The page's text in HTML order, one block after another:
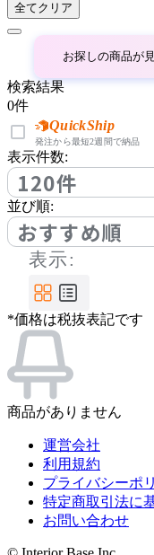
Andreu World
アンドリュ
ANONIMA
アノニマカス
Another
アナザーガー
ARIAKE
アリアケ
arper
アルペール
arrmet
全てクリア
お探しの商品が
検索結果
0件
QuickShip
発注から最短2週間で納品
表示件数:
120件
並び順:
おすすめ順
表示:
*価格は税抜表記です
商品がありません
運営会社
利用規約
プライバシーポ
特定商取引法に
お問い合わせ